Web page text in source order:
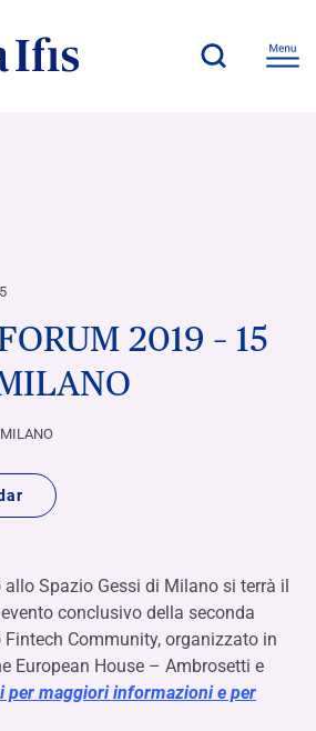
2019 – 15
MILANO
Spazio Gessi di Milano si terrà il
conclusivo della seconda
Community, organizzato in
European House – Ambrosetti e
per maggiori informazioni e per